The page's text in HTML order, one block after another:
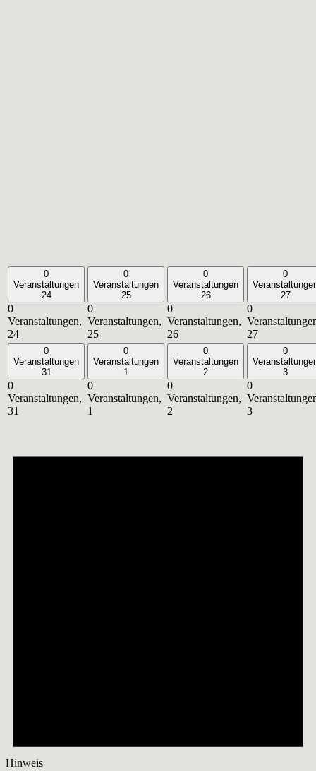
0
Veranstaltungen
24
0
Veranstaltungen,
24
0
Veranstaltungen
25
0
Veranstaltungen,
25
0
Veranstaltungen
26
0
Veranstaltungen,
26
0
27
0
27
0
Veranstaltungen
31
0
Veranstaltungen,
31
0
Veranstaltungen
1
0
Veranstaltungen,
1
0
Veranstaltungen
2
0
Veranstaltungen,
2
0
3
0
3
Hinweis